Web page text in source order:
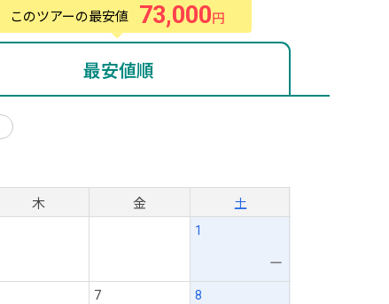
このツアーの最安値 73,000円
最安値順
木 金 土
1
ー
7 8